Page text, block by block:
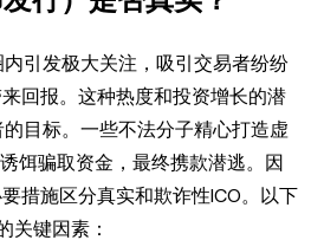
引发极大关注，吸引交易者纷纷
回报。这种热度和投资增长的潜
目标。一些不法分子精心打造虚
饵骗取资金，最终携款潜逃。因
措施区分真实和欺诈性ICO。以下
关键因素：